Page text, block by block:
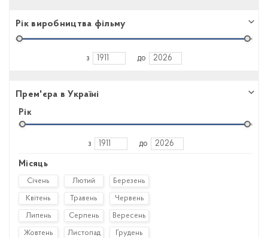
Рік виробництва фільму
з до
Прем'єра в Україні
Рік
з до
Місяць
Січень Лютий Березень
Квітень Травень Червень
Липень Серпень Вересень
Жовтень Листопад Грудень